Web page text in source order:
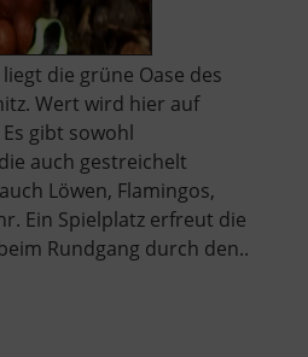
die grüne Oase des
Wert wird hier auf
gibt sowohl
auch gestreichelt
Löwen, Flamingos,
Ein Spielplatz erfreut die
Rundgang durch den..